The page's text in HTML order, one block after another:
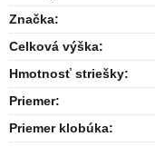
Značka:
Celková výška:
Hmotnosť striešky:
Priemer:
Priemer klobúka: